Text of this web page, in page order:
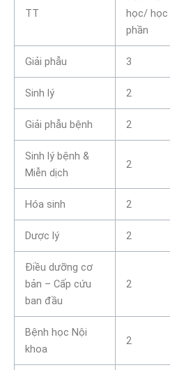
TT
học/ học
phần
Giải phẫu 3
Sinh lý 2
Giải phẫu bệnh 2
Sinh lý bệnh &
Miễn dịch
2
Hóa sinh 2
Dược lý 2
Điều dưỡng cơ
bản – Cấp cứu
ban đầu
2
Bệnh học Nội
khoa
2